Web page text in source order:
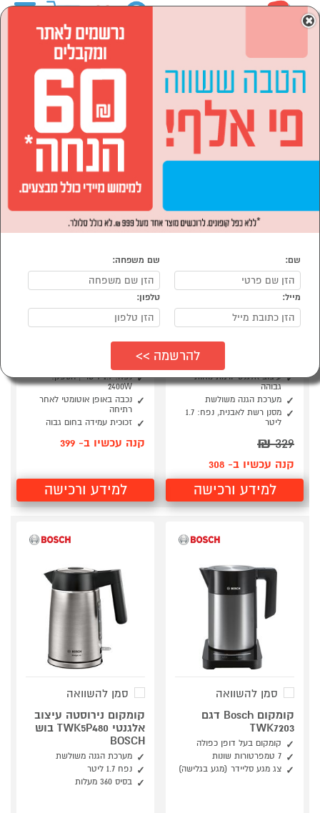
מוצרי חשמל לבית
קומקומים ומיחמים
קומקומים ומיחמים BOSCH בוש
נמצאו 8 מוצרי קומקומים ומיחמים של מוצרי BOSCH בוש
מיון: הפופולרים ביותר
סמן להשוואה
מסדרת DesignLine דגם
עיצוב אלגנטי ורמת נוחות
גבוהה
מערכת הגנה משולשת
מסנן רשת לאבנית, נפח: 1.7
ליטר
329
₪
קנה עכשיו ב- 308
למידע ורכישה
סמן להשוואה
בוש
נפח: 1.7 ליטר | הספק:
2400W
נכבה באופן אוטומטי לאחר
רתיחה
זכוכית עמידה בחום גבוה
קנה עכשיו ב- 399
למידע ורכישה
סמן להשוואה
קומקום Bosch דגם
TWK7203
קומקום בעל דופן כפולה
7 טמפרטורות שונות
צג מגע סליידר (מגע בגלישה)
סמן להשוואה
קומקום נירוסטה עיצוב
אלגנטי TWK5P480 בוש
BOSCH
מערכת הגנה משולשת
נפח 1.7 ליטר
בסיס 360 מעלות
×
שם: שם משפחה:
מייל: טלפון: